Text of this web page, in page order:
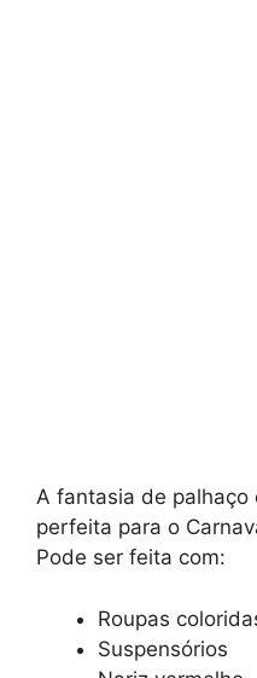
A fantasia de
perfeita para o
Pode ser feita com:
Roupas
Suspensórios